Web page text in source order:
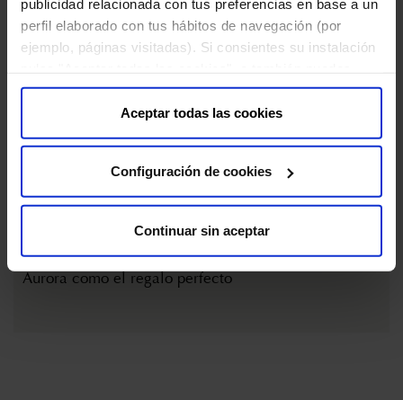
publicidad relacionada con tus preferencias en base a un
perfil elaborado con tus hábitos de navegación (por
ejemplo, páginas visitadas). Si consientes su instalación
configurar tus preferencias pulsando "Configuración de
cookies". Más información en nuestra "Política de
Cookies"
Aceptar todas las cookies
Configuración de cookies
Continuar sin aceptar
4 DE ENERO DE 2024
SModa, de El País, elige los packs navideños de Bella
Aurora como el regalo perfecto